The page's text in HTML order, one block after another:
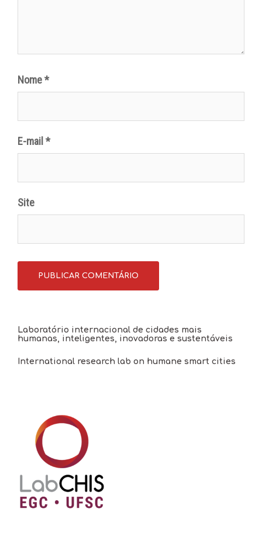
Nome*
E-mail *
Site
Laboratório internacional de cidades mais
humanas, inteligentes, inovadoras e sustentáveis
International research lab on humane smart cities